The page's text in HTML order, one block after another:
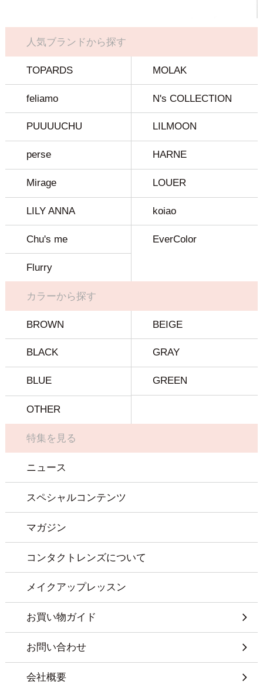
人気ブランドから探す
TOPARDS MOLAK
feliamo N's COLLECTION
PUUUUCHU LILMOON
perse HARNE
Mirage LOUER
LILY ANNA koiao
Chu's me EverColor
Flurry
カラーから探す
BROWN BEIGE
BLACK GRAY
BLUE GREEN
OTHER
特集を見る
ニュース
スペシャルコンテンツ
マガジン
コンタクトレンズについて
メイクアップレッスン
お買い物ガイド
お問い合わせ
会社概要